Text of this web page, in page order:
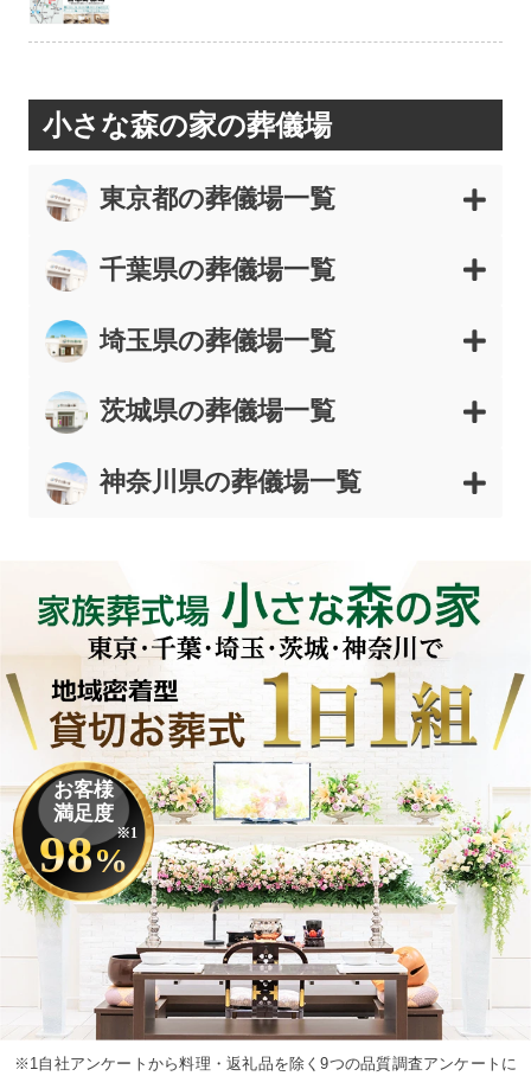
小さな森の家の葬儀場
東京都の葬儀場一覧
千葉県の葬儀場一覧
埼玉県の葬儀場一覧
茨城県の葬儀場一覧
神奈川県の葬儀場一覧
お客様
満足度
98%
※1
※1自社アンケートから料理・返礼品を除く9つの品質調査アンケートに